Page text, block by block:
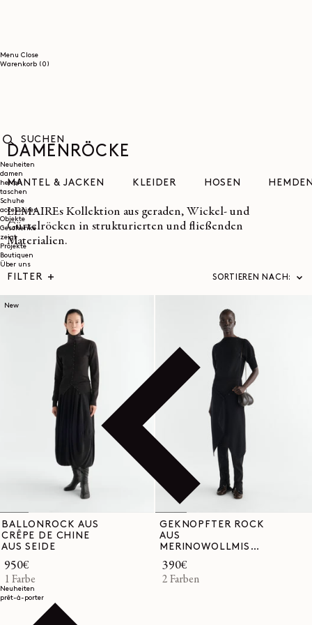
Menu Close
Warenkorb (0)
SUCHEN
Neuheiten
damen
herren
taschen
Schuhe
accessoires
Objekte
Geschenke
zeigt
Projekte
Boutiquen
Über uns
Neuheiten
prêt-à-porter
DAMENRÖCKE
MÄNTEL & JACKEN KLEIDER HOSEN
LEMAIREs Kollektion aus geraden, Wickel- und
Gürtelröcken in strukturierten und fließenden
Materialien.
FILTER SORTIEREN NACH:
New
BALLONROCK AUS
CRÊPE DE CHINE
AUS SEIDE
Normaler
Preis
950€
1 Farbe
GEKNÖPFTER ROCK
AUS
MERINOWOLLMISCH
Normaler
Preis
390€
2 Farben